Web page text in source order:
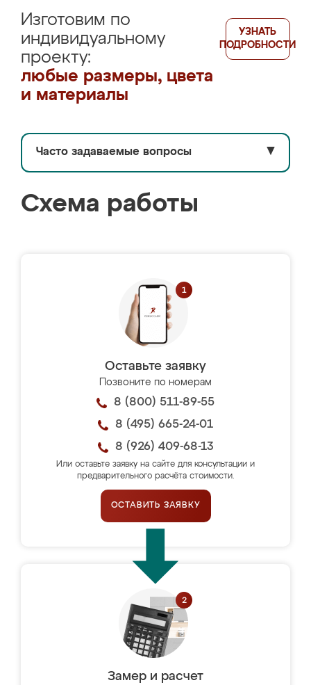
Изготовим по
индивидуальному
проекту:
любые размеры, цвета
и материалы
УЗНАТЬ
ПОДРОБНОСТИ
Часто задаваемые вопросы ▼
Схема работы
Оставьте заявку
Позвоните по номерам
8 (800) 511-89-55
8 (495) 665-24-01
8 (926) 409-68-13
Или оставьте заявку на сайте для консультации и
предварительного расчёта стоимости.
ОСТАВИТЬ ЗАЯВКУ
Замер и расчет